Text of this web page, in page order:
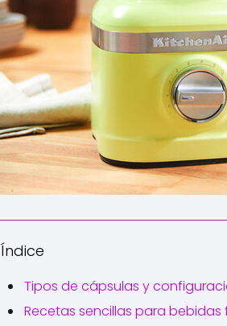
Índice
Tipos de cápsulas y
Recetas sencillas para bebidas